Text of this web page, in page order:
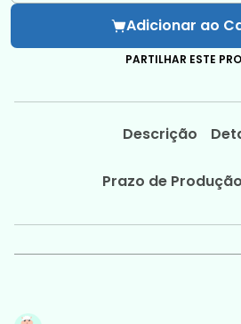
Adicionar ao
PARTILHAR ESTE
Descrição
Prazo de